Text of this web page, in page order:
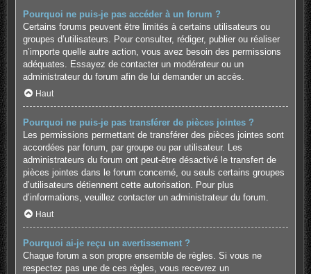
Pourquoi ne puis-je pas accéder à un forum ?
Certains forums peuvent être limités à certains utilisateurs ou
groupes d’utilisateurs. Pour consulter, rédiger, publier ou réaliser
n’importe quelle autre action, vous avez besoin des permissions
adéquates. Essayez de contacter un modérateur ou un
administrateur du forum afin de lui demander un accès.
Haut
Pourquoi ne puis-je pas transférer de pièces jointes ?
Les permissions permettant de transférer des pièces jointes sont
accordées par forum, par groupe ou par utilisateur. Les
administrateurs du forum ont peut-être désactivé le transfert de
pièces jointes dans le forum concerné, ou seuls certains groupes
d’utilisateurs détiennent cette autorisation. Pour plus
d’informations, veuillez contacter un administrateur du forum.
Haut
Pourquoi ai-je reçu un avertissement ?
Chaque forum a son propre ensemble de règles. Si vous ne
respectez pas une de ces règles, vous recevrez un